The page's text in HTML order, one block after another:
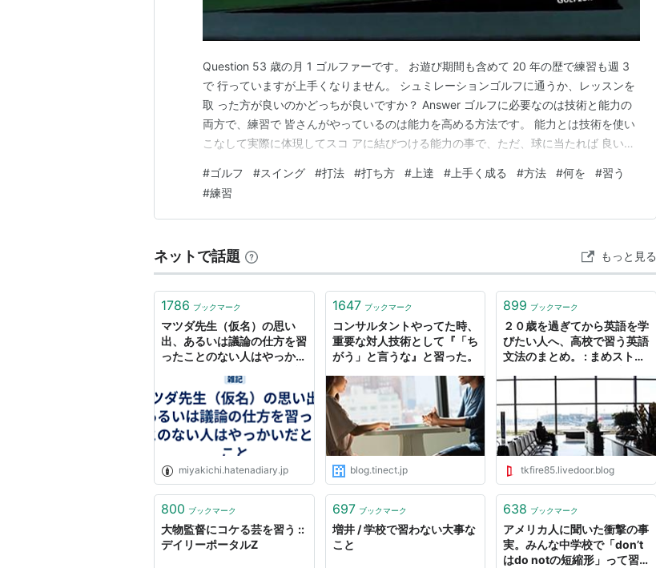
Question 53 歳の月 1 ゴルファーです。 お遊び期間も含めて 20 年の歴で練習も週 3
で 行っていますが上手くなりません。 シュミレーションゴルフに通うか、レッスンを
取 った方が良いのかどっちが良いですか？ Answer ゴルフに必要なのは技術と能力の
両方で、練習で 皆さんがやっているのは能力を高める方法です。 能力とは技術を使い
こなして実際に体現してスコ アに結びつける能力の事で、ただ、球に当たれば 良いの
ずしっかりと習得し、自分が何 をしているのかを把握し、どう動くと当たるのか を頭
でも覚える事…
#ゴルフ #スイング #打法 #打ち方 # 上達 # 上手く成る #方法 #何を #習う
#練習
ネットで話題 もっと見る
1786 ブックマーク
マツダ先生（仮名）の思い
出、あるいは議論の仕方を習
ったことのない人はやっかい
miyakichi.hatenadiary.jp
1647 ブックマーク
コンサルタントやってた時、
重要な対人技術として『「ち
がう」と言うな』と習った。
blog.tinect.jp
899 ブックマーク
２０歳を過ぎてから英語を学
びたい人へ、高校で習う英語
文法のまとめ。 : まめストリ
情報が買える唯一の新聞〜
tkfire85.livedoor.blog
800 ブックマーク
大物監督にコケる芸を習う ::
デイリーポータルZ
697 ブックマーク
増井 / 学校で習わない大事な
こと
638 ブックマーク
アメリカ人に聞いた衝撃の事
実。みんな中学校で「don’t
はdo notの短縮形」って習